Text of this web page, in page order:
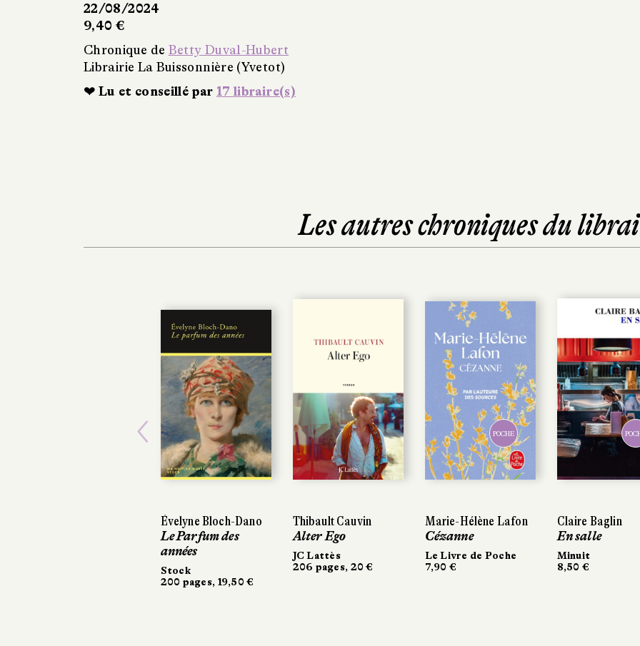
22/08/2024
9,40 €
Chronique de Betty Duval-Hubert
Librairie La Buissonnière (Yvetot)
❤ Lu et conseillé par 17 libraire(s)
Les autres chroniques du
Évelyne Bloch-Dano
Le Parfum des
années
Stock
200 pages, 19,50 €
Thibault Cauvin
Alter Ego
JC Lattès
206 pages, 20 €
POCHE
Marie-Hélène Lafon
Cézanne
Le Livre de Poche
7,90 €
Claire Baglin
En salle
Minuit
8,50 €
Previous